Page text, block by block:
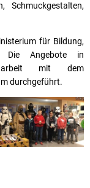
Schmuckgestalten,
für Bildung,
Die Angebote in
mit dem
durchgeführt.